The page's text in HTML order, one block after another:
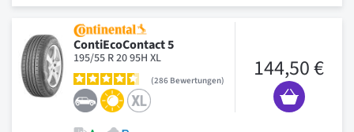
ContiEcoContact 5
195/55 R 20 95H XL
286 Bewertungen 144,50 €